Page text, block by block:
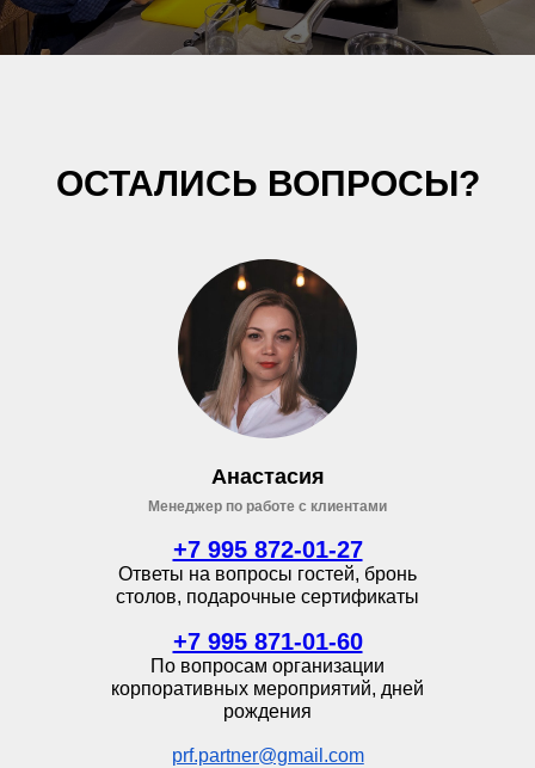
ОСТАЛИСЬ ВОПРОСЫ?
Анастасия
Менеджер по работе с клиентами
+7 995 872-01-27
Ответы на вопросы гостей, бронь
столов, подарочные сертификаты
+7 995 871-01-60
По вопросам организации
корпоративных мероприятий, дней
рождения
prf.partner@gmail.com